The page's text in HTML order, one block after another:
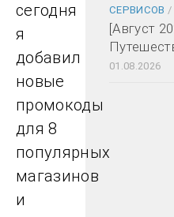
сегодня
я
добавил
новые
промокоды
для 8
популярных
магазинов
и
СЕРВИСОВ /
[Август
01.08.2026